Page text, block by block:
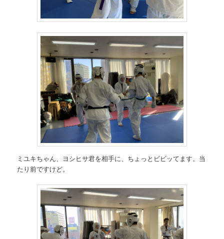
ミユキちゃん、ヨシヒサ君を相手に、ちょっとビビッてます。当
たり前ですけど。